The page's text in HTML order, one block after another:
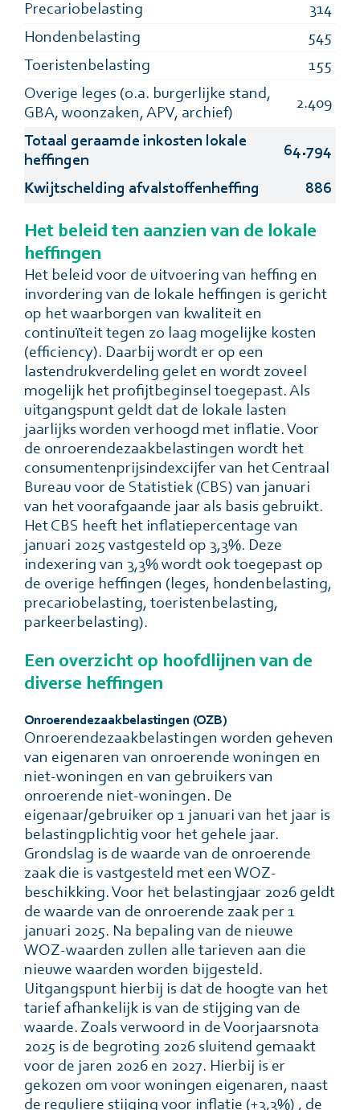
Precariobelasting
314
Hondenbelasting
545
Toeristenbelasting
155
Overige leges (o.a. burgerlijke stand,
GBA, woonzaken, APV, archief)
2.409
Totaal geraamde inkosten lokale
heffingen
64.794
Kwijtschelding afvalstoffenheffing 886
Het beleid ten aanzien van de lokale
heffingen
Het beleid voor de uitvoering van heffing en
invordering van de lokale heffingen is gericht
op het waarborgen van kwaliteit en
continuïteit tegen zo laag mogelijke kosten
(efficiency). Daarbij wordt er op een
lastendrukverdeling gelet en wordt zoveel
mogelijk het profijtbeginsel toegepast. Als
uitgangspunt geldt dat de lokale lasten
jaarlijks worden verhoogd met inflatie. Voor
de onroerendezaakbelastingen wordt het
consumentenprijsindexcijfer van het Centraal
Bureau voor de Statistiek (CBS) van januari
van het voorafgaande jaar als basis gebruikt.
Het CBS heeft het inflatiepercentage van
januari 2025 vastgesteld op 3,3%. Deze
indexering van 3,3% wordt ook toegepast op
de overige heffingen (leges, hondenbelasting,
precariobelasting, toeristenbelasting,
parkeerbelasting).
Een overzicht op hoofdlijnen van de
diverse heffingen
Onroerendezaakbelastingen (OZB)
Onroerendezaakbelastingen worden geheven
van eigenaren van onroerende woningen en
niet-woningen en van gebruikers van
onroerende niet-woningen. De
eigenaar/gebruiker op 1 januari van het jaar is
belastingplichtig voor het gehele jaar.
Grondslag is de waarde van de onroerende
zaak die is vastgesteld met een WOZ-
beschikking. Voor het belastingjaar 2026 geldt
de waarde van de onroerende zaak per 1
januari 2025. Na bepaling van de nieuwe
WOZ-waarden zullen alle tarieven aan die
nieuwe waarden worden bijgesteld.
Uitgangspunt hierbij is dat de hoogte van het
tarief afhankelijk is van de stijging van de
waarde. Zoals verwoord in de Voorjaarsnota
2025 is de begroting 2026 sluitend gemaakt
voor de jaren 2026 en 2027. Hierbij is er
gekozen om voor woningen eigenaren, naast
de reguliere stijging voor inflatie (+3,3%) , de